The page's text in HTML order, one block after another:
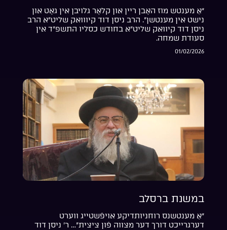
“אַ מענטש מוז האָבן ריין און קלאָר גלויבן אין גאָט און
נישט אין מענטשן”. הרב ניסן דוד קיווואק שליט”א הרב
ניסן דוד קיוואק שליט”א בחודש כסליו התשפ”ד אין
סעודת שמחה.
01/02/2026
במשנת ברסלב
“אַ מענטשנס רוחניותדיקע אויפֿשטייג ווערט
דערגרייכט דורך דער מצווה פֿון ציצית”… ר’ ניסן דוד